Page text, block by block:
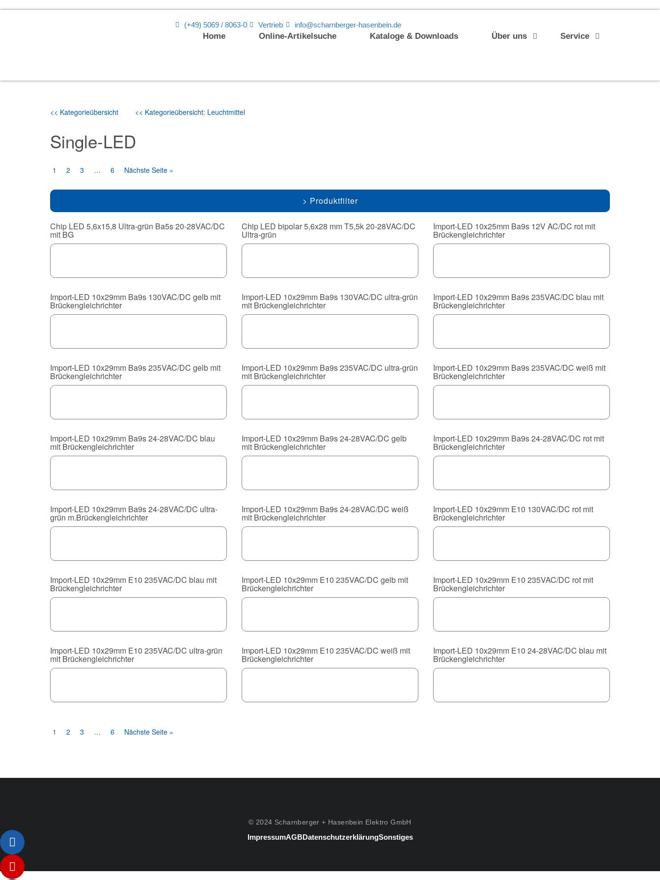
(+49) 5069 / 8063-0 Vertrieb info@scharnberger-hasenbein.de
Home Online-Artikelsuche Kataloge & Downloads Über uns Service
<< Kategorieübersicht << Kategorieübersicht: Leuchtmittel
Single-LED
1 2 3 … 6 Nächste Seite »
Produktfilter
Chip LED 5,6x15,8 Ultra-grün Ba5s 20-28VAC/DC
mit BG
Chip LED bipolar 5,6x28 mm T5,5k 20-28VAC/DC
Ultra-grün
Import-LED 10x25mm Ba9s 12V AC/DC rot mit
Brückengleichrichter
Import-LED 10x29mm Ba9s 130VAC/DC gelb mit
Brückengleichrichter
Import-LED 10x29mm Ba9s 130VAC/DC ultra-grün
mit Brückengleichrichter
Import-LED 10x29mm Ba9s 235VAC/DC blau mit
Brückengleichrichter
Import-LED 10x29mm Ba9s 235VAC/DC gelb mit
Brückengleichrichter
Import-LED 10x29mm Ba9s 235VAC/DC ultra-grün
mit Brückengleichrichter
Import-LED 10x29mm Ba9s 235VAC/DC weiß mit
Brückengleichrichter
Import-LED 10x29mm Ba9s 24-28VAC/DC blau
mit Brückengleichrichter
Import-LED 10x29mm Ba9s 24-28VAC/DC gelb
mit Brückengleichrichter
Import-LED 10x29mm Ba9s 24-28VAC/DC rot mit
Brückengleichrichter
Import-LED 10x29mm Ba9s 24-28VAC/DC ultra-
grün m.Brückengleichrichter
Import-LED 10x29mm Ba9s 24-28VAC/DC weiß
mit Brückengleichrichter
Import-LED 10x29mm E10 130VAC/DC rot mit
Brückengleichrichter
Import-LED 10x29mm E10 235VAC/DC blau mit
Brückengleichrichter
Import-LED 10x29mm E10 235VAC/DC gelb mit
Brückengleichrichter
Import-LED 10x29mm E10 235VAC/DC rot mit
Brückengleichrichter
Import-LED 10x29mm E10 235VAC/DC ultra-grün
mit Brückengleichrichter
Import-LED 10x29mm E10 235VAC/DC weiß mit
Brückengleichrichter
Import-LED 10x29mm E10 24-28VAC/DC blau mit
Brückengleichrichter
1 2 3 … 6 Nächste Seite »
© 2024 Scharnberger + Hasenbein Elektro GmbH
ImpressumAGBDatenschutzerklärungSonstiges